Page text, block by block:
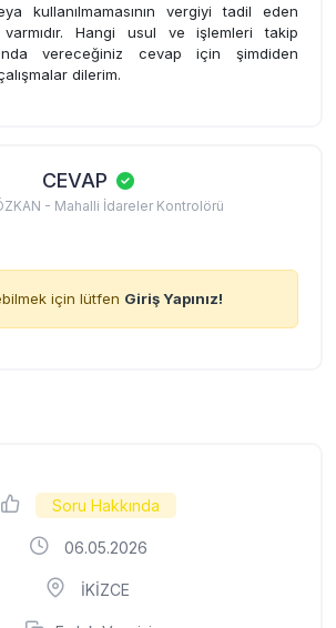
kullanılmamasının vergiyi tadil eden
Hangi usul ve işlemleri takip
vereceğiniz cevap için şimdiden
dilerim.
CEVAP
- Mahalli İdareler Kontrolörü
için lütfen Giriş Yapınız!
Soru Hakkında
06.05.2026
İKİZCE